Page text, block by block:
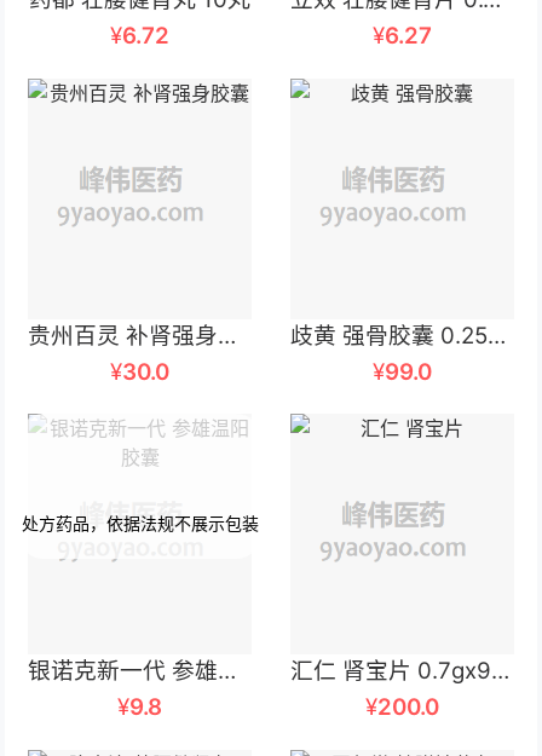
¥6.72
¥6.27
贵州百灵 补肾强身胶囊 0.3g*48粒
¥30.0
歧黄 强骨胶囊 0.25克×30粒
¥99.0
银诺克新一代 参雄温阳胶囊 0.3gx12粒/盒
¥9.8
汇仁 肾宝片 0.7gx9片x14板/盒
¥200.0